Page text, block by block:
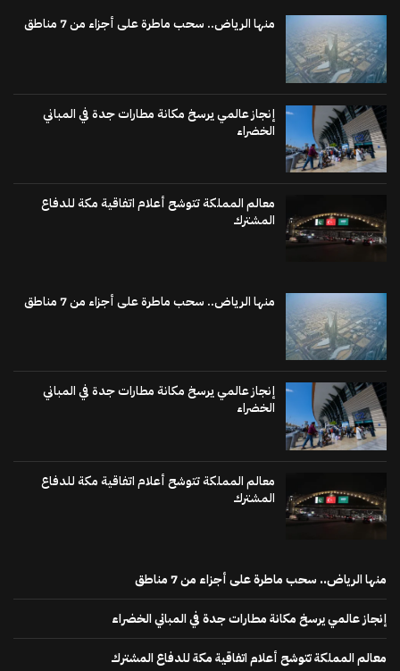
منها الرياض.. سحب ماطرة على أجزاء من 7 مناطق
إنجاز عالمي يرسخ مكانة مطارات جدة في المباني
الخضراء
معالم المملكة تتوشح أعلام اتفاقية مكة للدفاع
المشترك
منها الرياض.. سحب ماطرة على أجزاء من 7 مناطق
إنجاز عالمي يرسخ مكانة مطارات جدة في المباني
الخضراء
معالم المملكة تتوشح أعلام اتفاقية مكة للدفاع
المشترك
منها الرياض.. سحب ماطرة على أجزاء من 7 مناطق
إنجاز عالمي يرسخ مكانة مطارات جدة في المباني الخضراء
معالم المملكة تتوشح أعلام اتفاقية مكة للدفاع المشترك